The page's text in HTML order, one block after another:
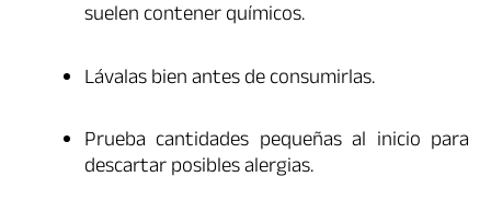
suelen contener químicos.
Lávalas bien antes de consumirlas.
Prueba cantidades pequeñas al inicio para
descartar posibles alergias.